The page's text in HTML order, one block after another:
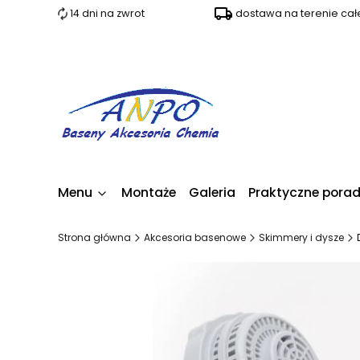
14 dni na zwrot dostawa na terenie
Menu Montaże Galeria Praktyczne
Strona główna Akcesoria basenowe Skimmery i dysze